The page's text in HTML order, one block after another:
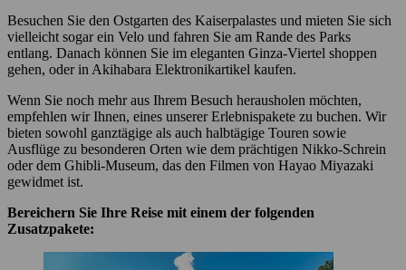
Besuchen Sie den Ostgarten des Kaiserpalastes und mieten Sie sich
vielleicht sogar ein Velo und fahren Sie am Rande des Parks
entlang. Danach können Sie im eleganten Ginza-Viertel shoppen
gehen, oder in Akihabara Elektronikartikel kaufen.
Wenn Sie noch mehr aus Ihrem Besuch herausholen möchten,
empfehlen wir Ihnen, eines unserer Erlebnispakete zu buchen. Wir
bieten sowohl ganztägige als auch halbtägige Touren sowie
Ausflüge zu besonderen Orten wie dem prächtigen Nikko-Schrein
oder dem Ghibli-Museum, das den Filmen von Hayao Miyazaki
gewidmet ist.
Bereichern Sie Ihre Reise mit einem der folgenden
Zusatzpakete: